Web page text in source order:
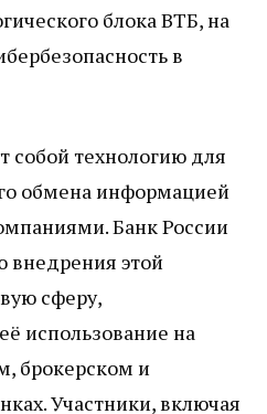
блока ВТБ, на
в
собой технологию для
обмена информацией
Банк России
внедрения этой
сферу,
использование на
брокерском и
Участники, включая